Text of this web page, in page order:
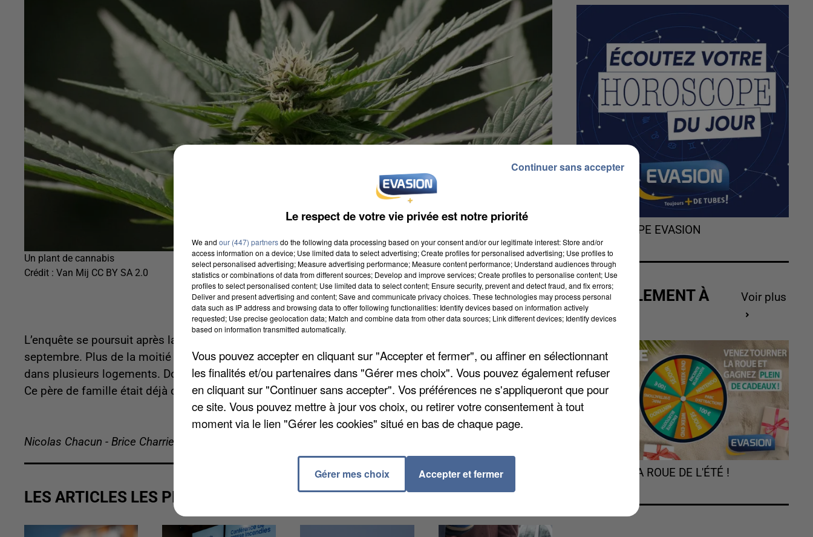
Un plant de cannabis
Crédit : Van Mij CC BY SA 2.0
L’enquête se poursuit après la saisie de plus de 400 kilos de cannabis à Corbeil-Essonnes. C’était fin
septembre. Plus de la moitié de la drogue se trouvait dans un box, un quart dans une voiture et le reste
dans plusieurs logements. Dont celui d’un agent municipal de Corbeil, rattaché au service « propreté ».
Ce père de famille était déjà connu de la police, pour une autre affaire vieille de près de 15 ans.
Nicolas Chacun - Brice Charrier
LES ARTICLES LES PLUS VUS
L'HOROSCOPE EVASION
ACTUELLEMENT À
GAGNER
Voir plus
TOURNEZ LA ROUE DE L'ÉTÉ !
Le respect de votre vie privée est notre priorité
We and our (447) partnersdo the following data processing based on your consent and/or our legitimate interest: Store and/or
access information on a device; Use limited data to select advertising; Create profiles for personalised advertising; Use profiles to
select personalised advertising; Measure advertising performance; Measure content performance; Understand audiences through
statistics or combinations of data from different sources; Develop and improve services; Create profiles to personalise content; Use
profiles to select personalised content; Use limited data to select content; Ensure security, prevent and detect fraud, and fix errors;
Deliver and present advertising and content; Save and communicate privacy choices. These technologies may process personal
data such as IP address and browsing data to offer following functionalities: Identify devices based on information actively
requested; Use precise geolocation data; Match and combine data from other data sources; Link different devices; Identify devices
based on information transmitted automatically.
Vous pouvez accepter en cliquant sur "Accepter et fermer", ou affiner en sélectionnant
les finalités et/ou partenaires dans "Gérer mes choix". Vous pouvez également refuser
en cliquant sur "Continuer sans accepter". Vos préférences ne s'appliqueront que pour
ce site. Vous pouvez mettre à jour vos choix, ou retirer votre consentement à tout
moment via le lien "Gérer les cookies" situé en bas de chaque page.
Gérer mes choix Accepter et fermer
Continuer sans accepter